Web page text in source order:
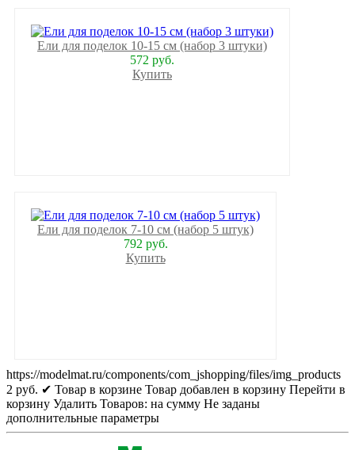
Ели для поделок 10-15 см (набор 3 штуки)
572 руб.
Купить
Ели для поделок 7-10 см (набор 5 штук)
792 руб.
Купить
https://modelmat.ru/components/com_jshopping/files/img_products
2 руб. ✔ Товар в корзине Товар добавлен в корзину Перейти в
корзину Удалить Товаров: на сумму Не заданы
дополнительные параметры